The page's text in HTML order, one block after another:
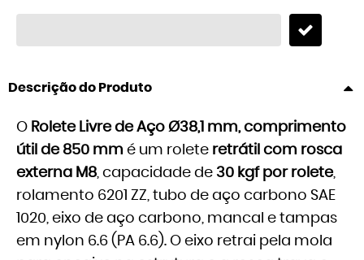
Descrição do Produto
O Rolete Livre de Aço Ø38,1 mm, comprimento
útil de 850 mm é um rolete retrátil com rosca
externa M8, capacidade de 30 kgf por rolete,
rolamento 6201 ZZ, tubo de aço carbono SAE
1020, eixo de aço carbono, mancal e tampas
em nylon 6.6 (PA 6.6). O eixo retrai pela mola